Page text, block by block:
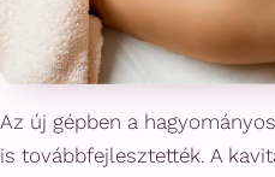
Az új gépben a
is továbbfejlesztették. A